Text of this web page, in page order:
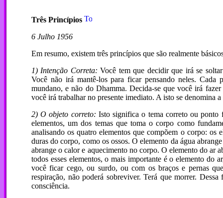
Três Princípios
6 Julho 1956
Em resumo, existem três princípios que são realmente
1) Intenção Correta: Você tem que decidir que irá se
Você não irá mantê-los para ficar pensando neles.
mundano, e não do Dhamma. Decida-se que você irá
você irá trabalhar no presente imediato. A isto se denomina
2) O objeto correto: Isto significa o tema correto ou
elementos, um dos temas que toma o corpo como
analisando os quatro elementos que compõem o corpo: os
duras do corpo, como os ossos. O elemento da água
abrange o calor e aquecimento no corpo. O elemento do ar
todos esses elementos, o mais importante é o elemento do
você ficar cego, ou surdo, ou com os braços e pernas
respiração, não poderá sobreviver. Terá que morrer.
consciência.